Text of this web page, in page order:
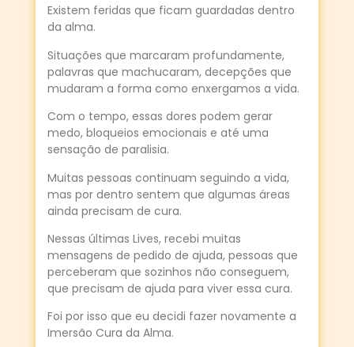
Existem feridas que ficam guardadas dentro
da alma.
Situações que marcaram profundamente,
palavras que machucaram, decepções que
mudaram a forma como enxergamos a vida.
Com o tempo, essas dores podem gerar
medo, bloqueios emocionais e até uma
sensação de paralisia.
Muitas pessoas continuam seguindo a vida,
mas por dentro sentem que algumas áreas
ainda precisam de cura.
Nessas últimas Lives, recebi muitas
mensagens de pedido de ajuda, pessoas que
perceberam que sozinhos não conseguem,
que precisam de ajuda para viver essa cura.
Foi por isso que eu decidi fazer novamente a
Imersão Cura da Alma.